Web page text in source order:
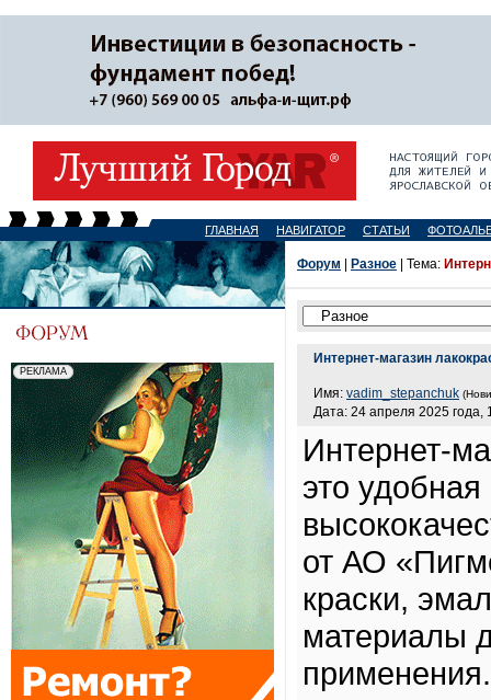
ГЛАВНАЯ НАВИГАТОР СТАТЬИ
Форум Разное | Тема:
Интернет-магазин
Имя: vadim_stepanchuk
Дата: 24 апреля 2025 года,
Интернет-
это
от АО
краски,
материалы